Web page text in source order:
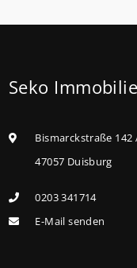
kaufen, die sie
höheren
Familien mit
Euro, für Familien
(vorher: 125.000
Seko
Bismarckstraße 142
47057 Duisburg
0203 341714
E-Mail senden